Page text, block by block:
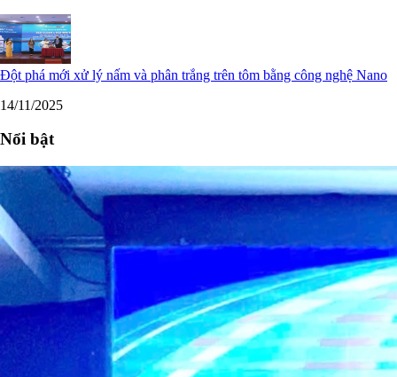
Đột phá mới xử lý nấm và phân trắng trên tôm bằng công nghệ Nano
14/11/2025
Nổi bật